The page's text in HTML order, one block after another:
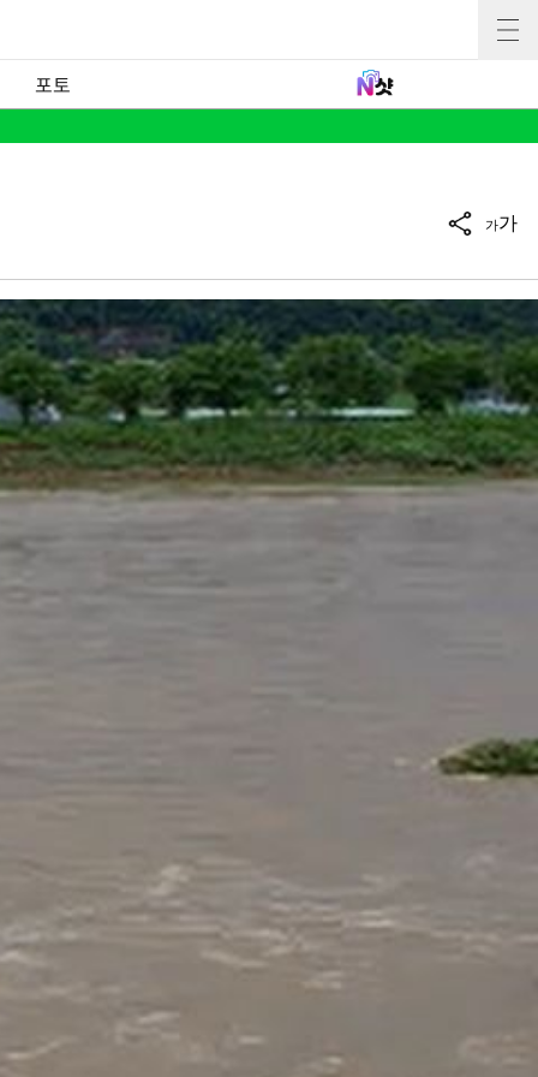
포토
가가